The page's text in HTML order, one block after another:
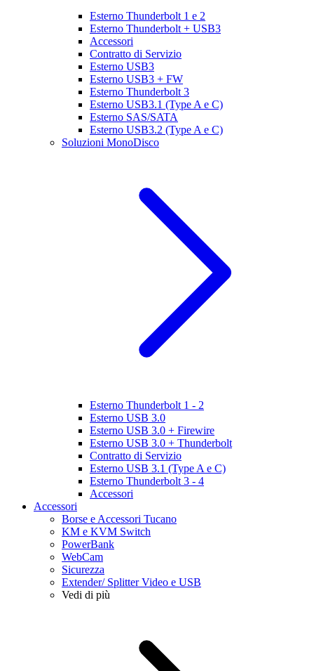
Esterno Thunderbolt 1 e 2
Esterno Thunderbolt + USB3
Accessori
Contratto di Servizio
Esterno USB3
Esterno USB3 + FW
Esterno Thunderbolt 3
Esterno USB3.1 (Type A e C)
Esterno SAS/SATA
Esterno USB3.2 (Type A e C)
Soluzioni MonoDisco
Esterno Thunderbolt 1 - 2
Esterno USB 3.0
Esterno USB 3.0 + Firewire
Esterno USB 3.0 + Thunderbolt
Contratto di Servizio
Esterno USB 3.1 (Type A e C)
Esterno Thunderbolt 3 - 4
Accessori
Accessori
Borse e Accessori Tucano
KM e KVM Switch
PowerBank
WebCam
Sicurezza
Extender/ Splitter Video e USB
Vedi di più